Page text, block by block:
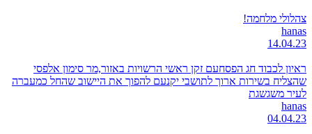
צהלולי מלחמה!
hanas
14.04.23
ראיון לכבוד חג הפסחעם זקן ראשי הרשויות באזור,מר סימון אלפסי
שהצליח בשירות ארוך לתושבי יקנעם להפוך את היישוב שהחל כמעברה
לעיר משגשגת
hanas
04.04.23